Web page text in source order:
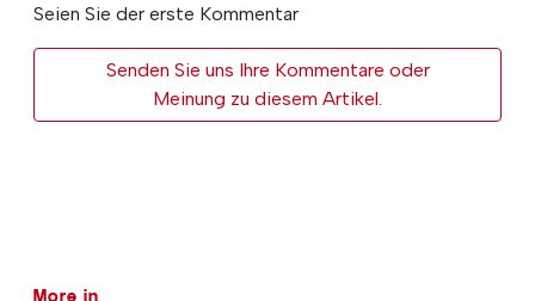
Seien Sie der erste Kommentar
Senden Sie uns Ihre Kommentare oder
Meinung zu diesem Artikel.
More in